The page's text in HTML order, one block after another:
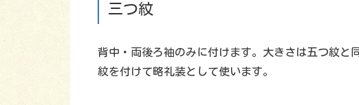
三つ紋
背中・両後ろ袖のみに付けます。大きさは五つ紋と
紋を付けて略礼装として使います。